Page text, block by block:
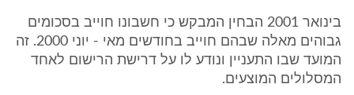
בינואר 2001 הבחין המבקש כי חשבונו חוייב בסכומים
גבוהים מאלה שבהם חוייב בחודשים מאי - יוני 2000. זה
המועד שבו התעניין ונודע לו על דרישת הרישום לאחד
המסלולים המוצעים.